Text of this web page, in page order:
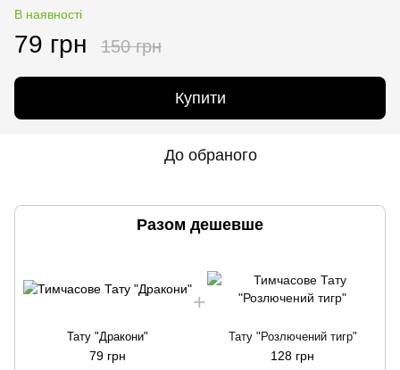
В наявності
79 грн 150 грн
Купити
До обраного
Разом дешевше
Тату "Дракони"
79 грн
Тату "Розлючений тигр"
128 грн